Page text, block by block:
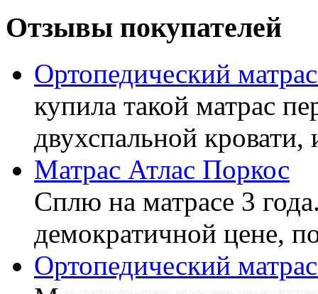
Отзывы покупателей
Ортопедический
купила такой матрас
двухспальной
Матрас Атлас Поркос
Сплю на матрасе 3
демократичной цене,
Ортопедический